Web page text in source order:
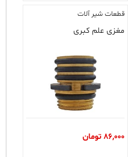
قطعات شیر آلات
مغزی علم کبری
86,000 تومان